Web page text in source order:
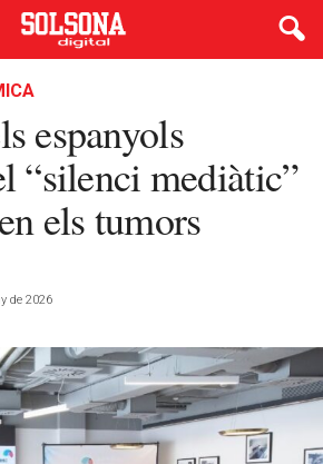
espanyols
“silenci mediàtic”
els tumors
de 2026